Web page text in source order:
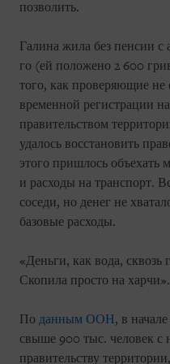
позволить.
Галина жила без пенсии с
го (ей положено 2 600
того, как проверяющие
временной регистрации
правительством
удалось восстановить
этого пришлось объехать
и расходы на транспорт.
соседи, но денег не
базовые расходы.
«Деньги, как вода, сквозь
Скопила просто на харчи».
По данным ООН, в
свыше 900 тыс. человек с
правительству